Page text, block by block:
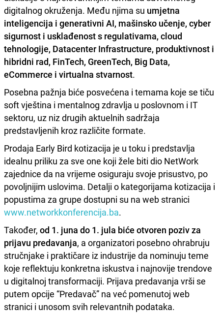
digitalnog okruženja. Među njima su umjetna
inteligencija i generativni AI, mašinsko učenje, cyber
sigurnost i usklađenost s regulativama, cloud
tehnologije, Datacenter Infrastructure, produktivnost i
hibridni rad, FinTech, GreenTech, Big Data,
eCommerce i virtualna stvarnost.
Posebna pažnja biće posvećena i temama koje se tiču
soft vještina i mentalnog zdravlja u poslovnom i IT
sektoru, uz niz drugih aktuelnih sadržaja
predstavljenih kroz različite formate.
Prodaja Early Bird kotizacija je u toku i predstavlja
idealnu priliku za sve one koji žele biti dio NetWork
zajednice da na vrijeme osiguraju svoje prisustvo, po
povoljnijim uslovima. Detalji o kategorijama kotizacija i
popustima za grupe dostupni su na web stranici
www.networkkonferencija.ba.
Također, od 1. juna do 1. jula biće otvoren poziv za
prijavu predavanja, a organizatori posebno ohrabruju
stručnjake i praktičare iz industrije da nominuju teme
koje reflektuju konkretna iskustva i najnovije trendove
u digitalnoj transformaciji. Prijava predavanja vrši se
putem opcije “Predavač” na već pomenutoj web
stranici i unosom svih relevantnih podataka.